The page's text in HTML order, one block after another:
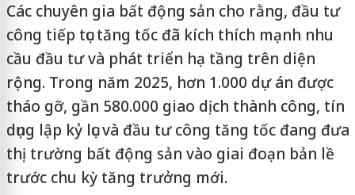
Các chuyên gia bất động sản cho rằng, đầu tư
công tiếp tục tăng tốc đã kích thích mạnh nhu
cầu đầu tư và phát triển hạ tầng trên diện
rộng. Trong năm 2025, hơn 1.000 dự án được
tháo gỡ, gần 580.000 giao dịch thành công, tín
dụng lập kỷ lục và đầu tư công tăng tốc đang đưa
thị trường bất động sản vào giai đoạn bản lề
trước chu kỳ tăng trưởng mới.